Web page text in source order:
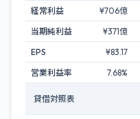
経常利益
¥706億
当期純利益
¥371億
EPS
¥83.17
営業利益率
7.68%
貸借対照表